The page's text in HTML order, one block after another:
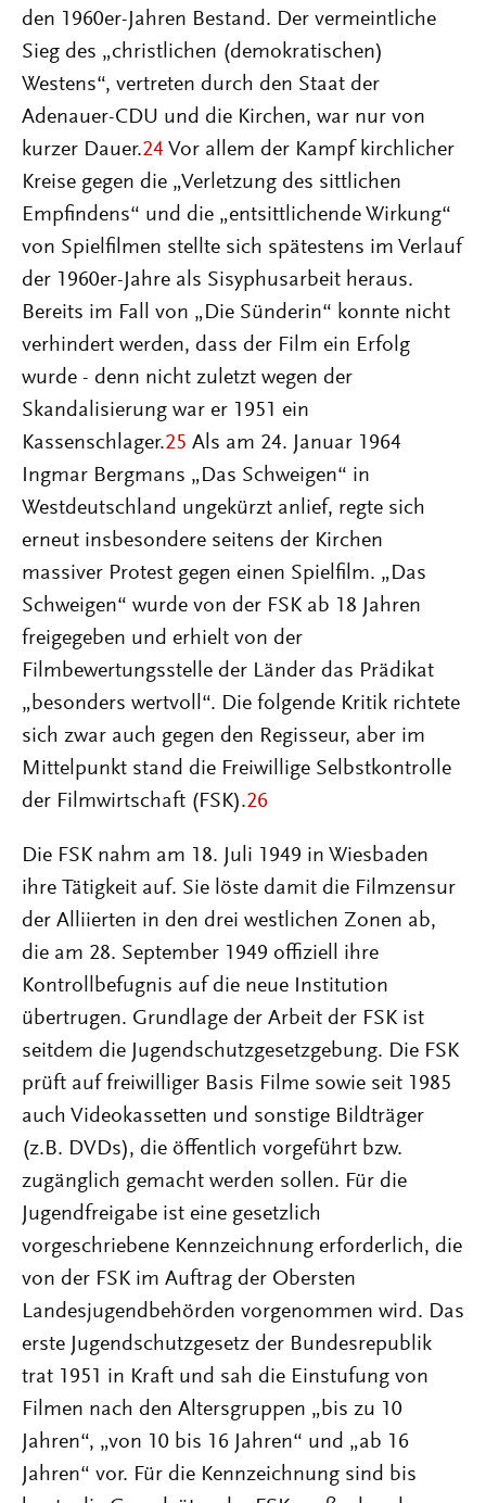
den 1960er-Jahren Bestand. Der vermeintliche
Sieg des „christlichen (demokratischen)
Westens“, vertreten durch den Staat der
Adenauer-CDU und die Kirchen, war nur von
kurzer Dauer.24 Vor allem der Kampf kirchlicher
Kreise gegen die „Verletzung des sittlichen
Empfindens“ und die „entsittlichende Wirkung“
von Spielfilmen stellte sich spätestens im Verlauf
der 1960er-Jahre als Sisyphusarbeit heraus.
Bereits im Fall von „Die Sünderin“ konnte nicht
verhindert werden, dass der Film ein Erfolg
wurde - denn nicht zuletzt wegen der
Skandalisierung war er 1951 ein
Kassenschlager.25 Als am 24. Januar 1964
Ingmar Bergmans „Das Schweigen“ in
Westdeutschland ungekürzt anlief, regte sich
erneut insbesondere seitens der Kirchen
massiver Protest gegen einen Spielfilm. „Das
Schweigen“ wurde von der FSK ab 18 Jahren
freigegeben und erhielt von der
Filmbewertungsstelle der Länder das Prädikat
„besonders wertvoll“. Die folgende Kritik richtete
sich zwar auch gegen den Regisseur, aber im
Mittelpunkt stand die Freiwillige Selbstkontrolle
der Filmwirtschaft (FSK).26
Die FSK nahm am 18. Juli 1949 in Wiesbaden
ihre Tätigkeit auf. Sie löste damit die Filmzensur
der Alliierten in den drei westlichen Zonen ab,
die am 28. September 1949 offiziell ihre
Kontrollbefugnis auf die neue Institution
übertrugen. Grundlage der Arbeit der FSK ist
seitdem die Jugendschutzgesetzgebung. Die FSK
prüft auf freiwilliger Basis Filme sowie seit 1985
auch Videokassetten und sonstige Bildträger
(z.B. DVDs), die öffentlich vorgeführt bzw.
zugänglich gemacht werden sollen. Für die
Jugendfreigabe ist eine gesetzlich
vorgeschriebene Kennzeichnung erforderlich, die
von der FSK im Auftrag der Obersten
Landesjugendbehörden vorgenommen wird. Das
erste Jugendschutzgesetz der Bundesrepublik
trat 1951 in Kraft und sah die Einstufung von
Filmen nach den Altersgruppen „bis zu 10
Jahren“, „von 10 bis 16 Jahren“ und „ab 16
Jahren“ vor. Für die Kennzeichnung sind bis